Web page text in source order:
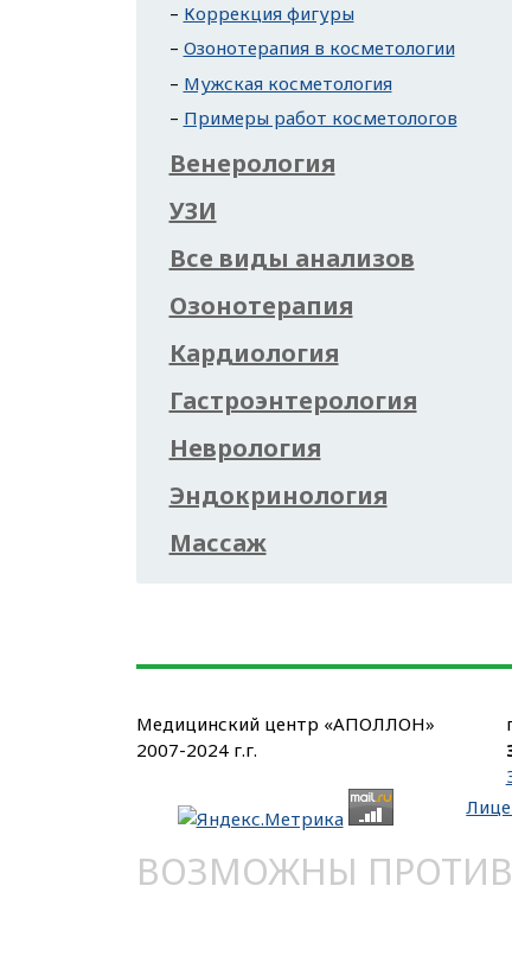
Коррекция фигуры
Озонотерапия в косметологии
Мужская косметология
Примеры работ косметологов
Венерология
УЗИ
Все виды анализов
Озонотерапия
Кардиология
Гастроэнтерология
Неврология
Эндокринология
Массаж
Медицинский центр «АПОЛЛОН»
2007-2024 г.г.
ВОЗМОЖНЫ